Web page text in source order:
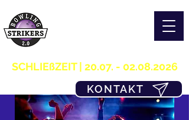
SCHLIEßZEIT | 20.07. - 02.08.2026
KONTAKT